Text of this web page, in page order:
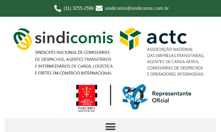
(11) 3255-2599 sindicomis@sindicomis.com.br